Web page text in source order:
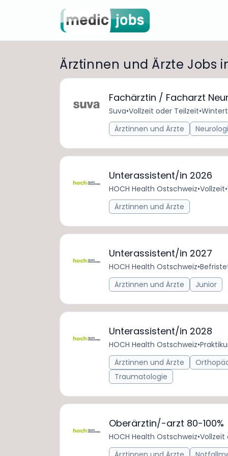
Ärztinnen und Ärzte Jobs
Fachärztin / Facharzt
Suva•Vollzeit oder Teilzeit•
Ärztinnen und Ärzte
Unterassistent/in 2026
HOCH Health Ostschweiz•Vollzeit•
Ärztinnen und Ärzte
Unterassistent/in 2027
HOCH Health Ostschweiz•
Ärztinnen und Ärzte
Junior
Unterassistent/in 2028
HOCH Health Ostschweiz•
Ärztinnen und Ärzte
Traumatologie
Oberärztin/-arzt 80-100%
HOCH Health Ostschweiz•Vollzeit